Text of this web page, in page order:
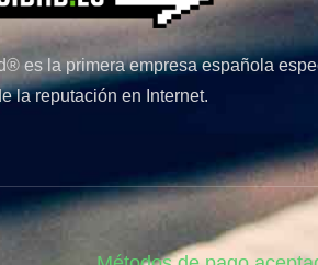
es la primera empresa española
la reputación en Internet.